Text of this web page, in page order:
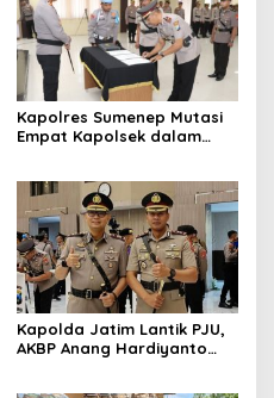
Kapolres Sumenep Mutasi
Empat Kapolsek dalam
Kapolda Jatim Lantik PJU,
AKBP Anang Hardiyanto